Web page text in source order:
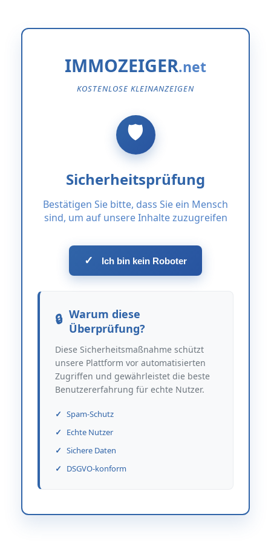
IMMOZEIGER
KOSTENLOSE KLEINANZEIGEN
Sicherheitsprüfung
Bestätigen Sie bitte, dass Sie ein Mensch
sind, um auf unsere Inhalte zuzugreifen
✓ Ich bin kein Roboter
Warum diese
Überprüfung?
Diese Sicherheitsmaßnahme schützt
unsere Plattform vor automatisierten
Zugriffen und gewährleistet die beste
Benutzererfahrung für echte Nutzer.
Spam-Schutz
Echte Nutzer
Sichere Daten
DSGVO-konform